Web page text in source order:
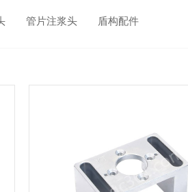
管片注浆头 盾构配件